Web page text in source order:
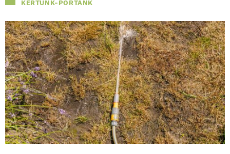
KERTÜNK-PORTÁNK